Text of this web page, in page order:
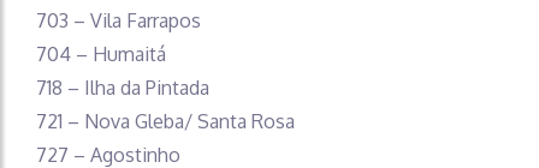
703 – Vila Farrapos
704 – Humaitá
718 – Ilha da Pintada
721 – Nova Gleba/ Santa Rosa
727 – Agostinho